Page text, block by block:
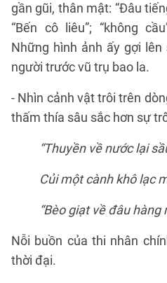
gần gũi, thân mật: “Đâu
“Bến cô liêu”; “không
Những hình ảnh ấy gợi
người trước vũ trụ bao la.
- Nhìn cảnh vật trôi trên
thấm thía sâu sắc hơn sự
“Thuyền về nước lại
Củi một cành khô lạc
“Bèo giạt về đâu hàng
Nỗi buồn của thi nhân
thời đại.